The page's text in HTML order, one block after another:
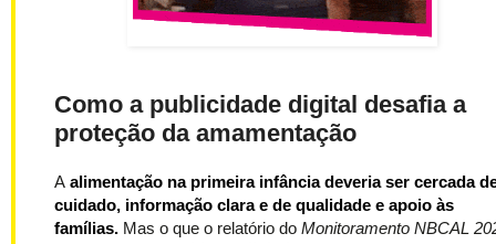
Como a publicidade digital desafia a
proteção da amamentação
A alimentação na primeira infância deveria ser cercada
cuidado, informação clara e de qualidade e apoio às
famílias. Mas o que o relatório do Monitoramento NBCAL